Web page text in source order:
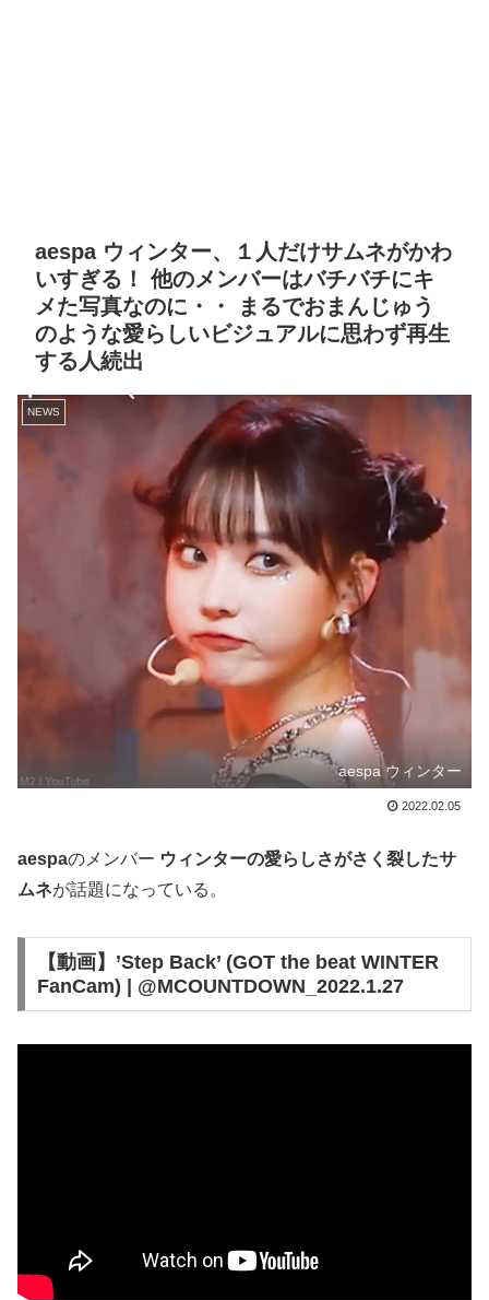
aespa ウィンター、１人だけサムネがかわ
いすぎる！ 他のメンバーはバチバチにキ
メた写真なのに・・ まるでおまんじゅう
のような愛らしいビジュアルに思わず再生
する人続出
NEWS
aespa ウィンター
2022.02.05
aespaのメンバー ウィンターの愛らしさがさく裂したサ
ムネが話題になっている。
【動画】’Step Back’ (GOT the beat WINTER
FanCam) | @MCOUNTDOWN_2022.1.27